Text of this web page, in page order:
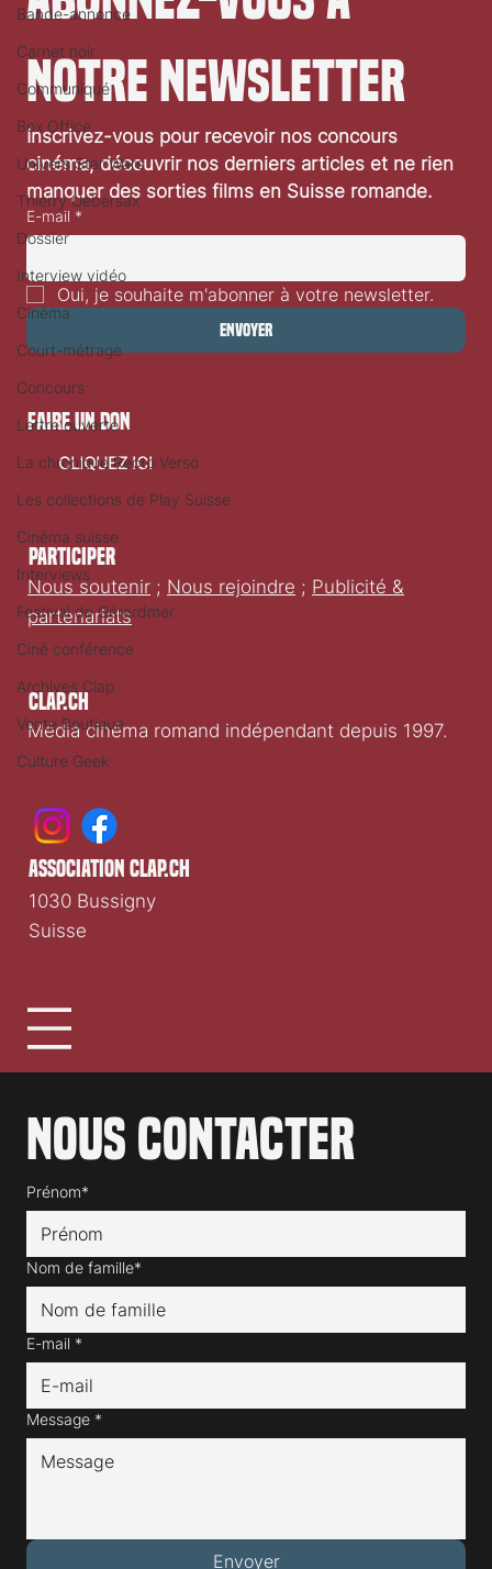
Bande-annonce
Carnet noir
Communiqué
Box Office
Univers Star Wars
Thierry Uebersax
Dossier
Interview vidéo
Cinéma
Court-métrage
Concours
Lettre ouverte
La chronique Recto Verso
Les collections de Play Suisse
Cinéma suisse
Interviews
Festival de Gérardmer
Ciné conférence
Archives Clap
Vente Boutique
Culture Geek
Avant-première The Narrative Lausanne 21 avril
notre newsletter
Inscrivez-vous pour recevoir nos concours
cinéma, découvrir nos derniers articles et ne rien
manquer des sorties films en Suisse romande.
E-mail *
Oui, je souhaite m'abonner à votre newsletter.
Envoyer
Clap.ch
Média cinéma romand indépendant depuis 1997.
Participer
Nous soutenir ; Nous rejoindre ; Publicité &
partenariats
Nous contacter
Prénom*
Nom de famille*
E-mail *
Message *
Envoyer
faire un don
CLIQUEZ ICI
association clap.ch
1030 Bussigny
Suisse